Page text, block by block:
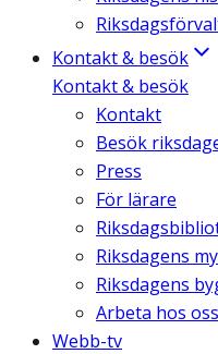
Kontakt & besök
Kontakt & besök
Kontakt
Besök
Press
För lärare
Riksdagens
Riksdagens
Arbeta hos oss
Webb-tv